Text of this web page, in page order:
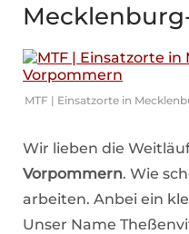
MTF | Einsatzorte in
Wir lieben die
Vorpommern. Wie
arbeiten. Anbei ein
Unser Name